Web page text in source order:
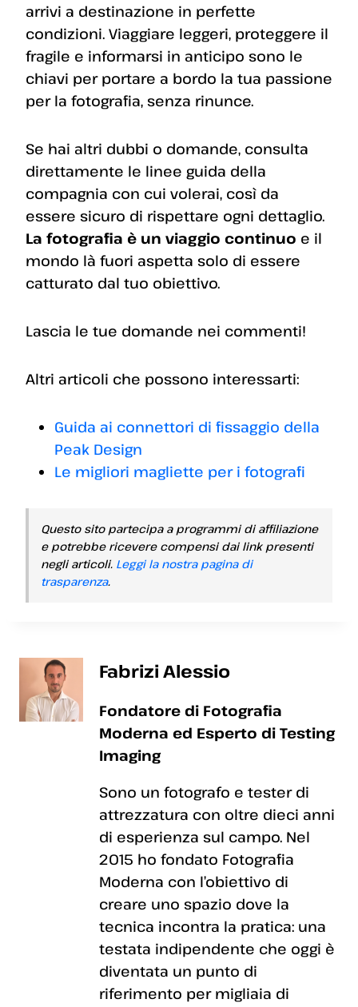
arrivi a destinazione in perfette
condizioni. Viaggiare leggeri, proteggere il
fragile e informarsi in anticipo sono le
chiavi per portare a bordo la tua passione
per la fotografia, senza rinunce.
Se hai altri dubbi o domande, consulta
direttamente le linee guida della
compagnia con cui volerai, così da
essere sicuro di rispettare ogni dettaglio.
La fotografia è un viaggio continuo e il
mondo là fuori aspetta solo di essere
catturato dal tuo obiettivo.
Lascia le tue domande nei commenti!
Altri articoli che possono interessarti:
Guida ai connettori di fissaggio della
Peak Design
Le migliori magliette per i fotografi
Questo sito partecipa a programmi di affiliazione
e potrebbe ricevere compensi dai link presenti
negli articoli. Leggi la nostra pagina di
trasparenza.
Fabrizi Alessio
Fondatore di Fotografia
Moderna ed Esperto di Testing
Imaging
Sono un fotografo e tester di
attrezzatura con oltre dieci anni
di esperienza sul campo. Nel
2015 ho fondato Fotografia
Moderna con l’obiettivo di
creare uno spazio dove la
tecnica incontra la pratica: una
testata indipendente che oggi è
diventata un punto di
riferimento per migliaia di